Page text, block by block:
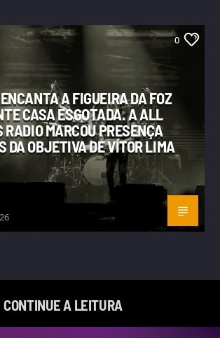
0
A FIGUEIRA DA FOZ
CASA ESGOTADA. A ALL
RADIO MARCOU PRESENÇA
DA OBJETIVA DE VÍTOR LIMA
CONTINUE A LEITURA